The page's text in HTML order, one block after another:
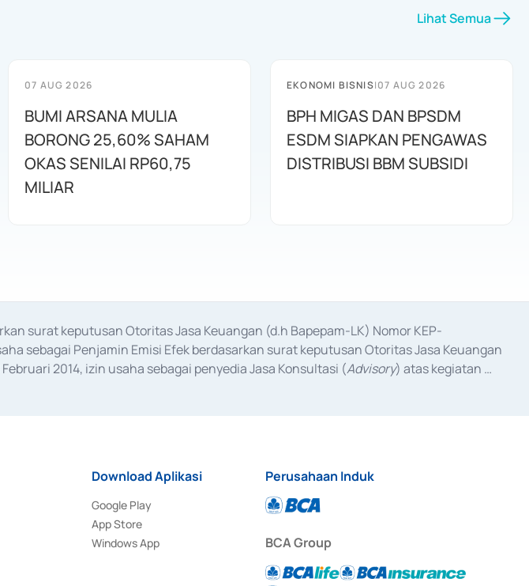
Lihat Semua
07 AUG 2026
BUMI ARSANA MULIA
BORONG 25,60% SAHAM
OKAS SENILAI RP60,75
MILIAR
EKONOMI BISNIS|07 AUG 2026
BPH MIGAS DAN BPSDM
ESDM SIAPKAN PENGAWAS
DISTRIBUSI BBM SUBSIDI
surat keputusan Otoritas Jasa Keuangan (d.h Bapepam-LK) Nomor KEP-
sebagai Penjamin Emisi Efek berdasarkan surat keputusan Otoritas Jasa Keuangan
2014, izin usaha sebagai penyedia Jasa Konsultasi (Advisory) atas kegiatan
Download Aplikasi
Google Play
App Store
Windows App
Perusahaan Induk
BCA Group